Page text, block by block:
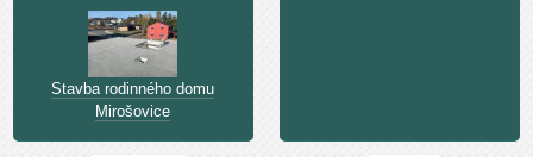
Stavba rodinného domu
Mirošovice